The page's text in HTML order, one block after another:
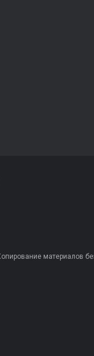
материалов